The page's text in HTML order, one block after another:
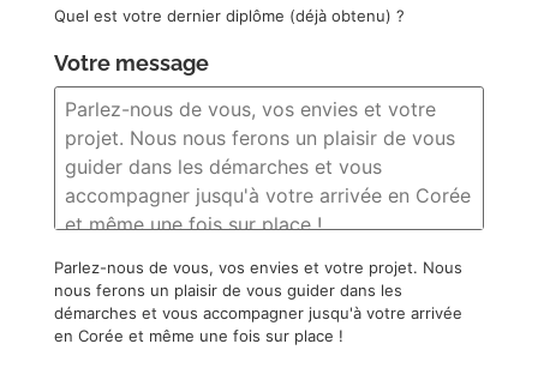
Quel est votre dernier diplôme (déjà obtenu) ?
Votre message
Parlez-nous de vous, vos envies et votre projet. Nous
nous ferons un plaisir de vous guider dans les
démarches et vous accompagner jusqu'à votre arrivée
en Corée et même une fois sur place !